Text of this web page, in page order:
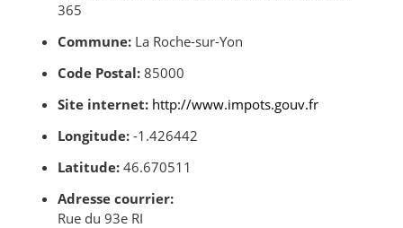
365
Commune: La Roche-sur-Yon
Code Postal: 85000
Site internet: http://www.impots.gouv.fr
Longitude: -1.426442
Latitude: 46.670511
Adresse courrier:
Rue du 93e RI